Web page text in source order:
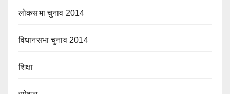
लोकसभा चुनाव 2014
विधानसभा चुनाव 2014
शिक्षा